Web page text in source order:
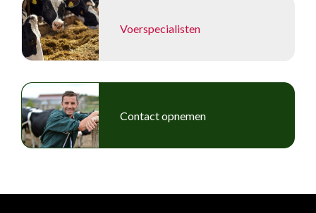
Voerspecialisten
Contact opnemen